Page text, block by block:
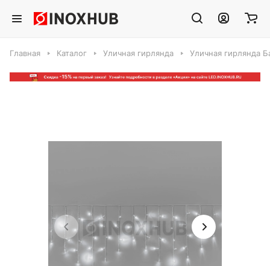
Главная Каталог Уличная гирлянда Уличная гирлянда